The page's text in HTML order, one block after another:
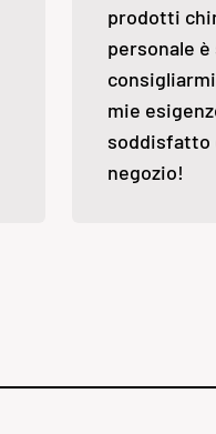
prodotti
personale
mie
soddisfatto
negozio!